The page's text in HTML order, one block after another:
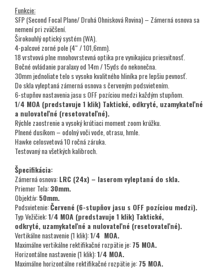
Funkcie:
SFP (Second Focal Plane/ Druhá Ohnisková Rovina) – Zámerná osnova sa
nemení pri zväčšení.
Širokouhlý optický systém (WA).
4-palcové zorné pole (4“ / 101,6mm).
18 vrstvová plne mnohovrstevná optika pre vynikajúcu priesvitnosť.
Bočné ovládanie paralaxy od 14m / 15yds do nekonečna.
30mm jednoliate telo s vysoko kvalitného hliníka pre lepšiu pevnosť.
Do skla vyleptaná zámerná osnova s červeným podsvietením.
6-stupňov nastavenia jasu s OFF pozíciou medzi každým stupňom.
1/4 MOA (predstavuje 1 klik) Taktické, odkryté, uzamykateľné
a nulovateľné (resetovateľné).
Rýchle zaostrenie a vysoký krútiaci moment zoom krúžku.
Plnené dusíkom – odolný voči vode, otrasu, hmle.
Hawke celosvetová 10 ročná záruka.
Testovaný na všetkých kalibroch.
Špecifikácia:
Zámerná osnova:LRC (24x) – laserom vyleptaná do skla.
Priemer Tela:30mm.
Objektív:50mm.
Podsvietenie:Červené (6-stupňov jasu s OFF pozíciou medzi).
Typ Vežičiek:1/4 MOA (predstavuje 1 klik) Taktické,
odkryté, uzamykateľné a nulovateľné (resetovateľné).
Vertikálne nastavenie (1 klik):1/4 MOA.
Maximálne vertikálne rektifikačné rozpätie je:75 MOA.
Horizontálne nastavenie (1 klik):1/4 MOA.
Maximálne horizontálne rektifikačné rozpätie je:75 MOA.